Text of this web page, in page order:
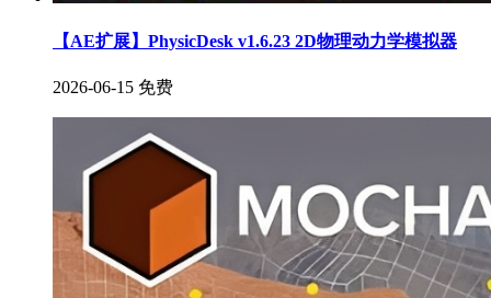
【AE扩展】PhysicDesk v1.6.23 2D物理动力学模拟器
2026-06-15 免费